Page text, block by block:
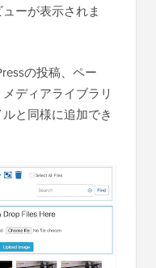
ーが表示されま
の投稿、ペー
メディアライブラリ
と同様に追加でき